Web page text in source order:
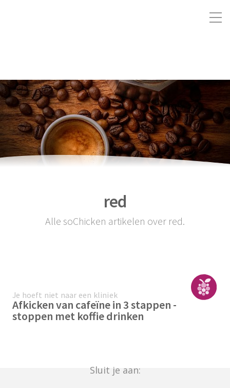
red
Alle soChicken artikelen over red.
Je hoeft niet naar een kliniek
Afkicken van cafeïne in 3 stappen -
stoppen met koffie drinken
Sluit je aan: